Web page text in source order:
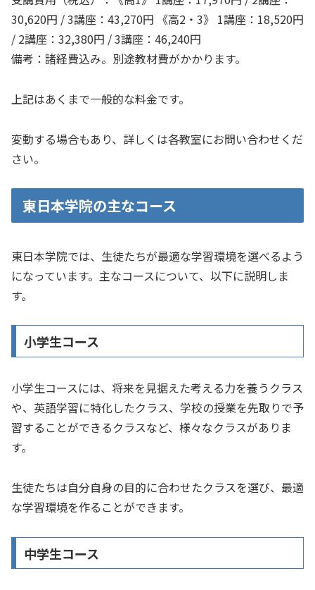
30,620円 / 3講座：43,270円 《高2・3》 1講座：18,520円
/ 2講座：32,380円 / 3講座：46,240円
備考：諸経費込み。別途教材費がかかります。
上記はあくまで一般的な料金です。
変動する場合もあり、詳しくは各教室にお問い合わせくだ
さい。
東日本学院の主なコース
東日本学院では、生徒たちが最適な学習環境を選べるよう
になっています。主なコースについて、以下に説明しま
す。
小学生コース
小学生コースには、将来を見据えた考える力を養うクラス
や、英語学習に特化したクラス、学校の授業を先取りで予
習することができるクラスなど、様々なクラスがありま
す。
生徒たちは自分自身の目的に合わせたクラスを選び、最適
な学習環境を作ることができます。
中学生コース